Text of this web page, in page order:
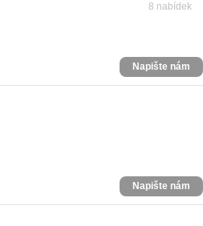
8 nabídek
Napište nám
Napište nám